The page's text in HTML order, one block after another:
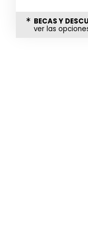
BECAS Y
ver las